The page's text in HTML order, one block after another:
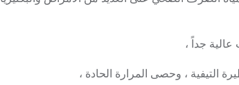
جداً ،
التيفية ، وحصى المرارة الحادة ،